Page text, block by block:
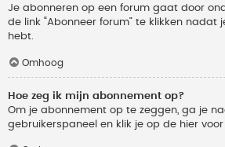
Je abonneren op een forum gaat door
de link “Abonneer forum” te klikken nadat
hebt.
Omhoog
Hoe zeg ik mijn abonnement op?
Om je abonnement op te zeggen, ga je
gebruikerspaneel en klik je op de hier voor